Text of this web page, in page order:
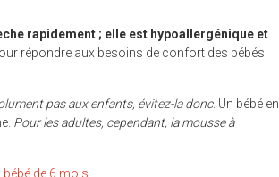
rapidement ; elle est hypoallergénique et
répondre aux besoins de confort des bébés.
pas aux enfants, évitez-la donc. Un bébé en
Pour les adultes, cependant, la mousse à
de 6 mois